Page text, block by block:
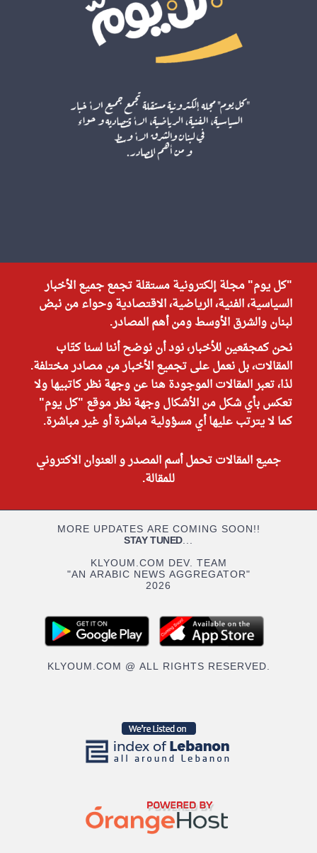
"كل يوم" مجلة إلكترونية مستقلة تجمع جميع الأخبار
السياسية، الفنية، الرياضية، الاقتصادية وحواء من نبض
لبنان والشرق الأوسط ومن أهم المصادر.
نحن كمجمّعين للأخبار، نود أن نوضح أننا لسنا كتّاب
المقالات، بل نعمل على تجميع الأخبار من مصادر مختلفة.
لذا، تعبر المقالات الموجودة هنا عن وجهة نظر كاتبيها ولا
تعكس بأي شكل من الأشكال وجهة نظر موقع "كل يوم"
كما لا يترتب عليها أي مسؤولية مباشرة أو غير مباشرة.
جميع المقالات تحمل أسم المصدر و العنوان الاكتروني
للمقالة.
MORE UPDATES ARE COMING SOON!!
STAY TUNED...
KLYOUM.COM DEV. TEAM
"AN ARABIC NEWS AGGREGATOR"
2026
KLYOUM.COM @ ALL RIGHTS RESERVED.